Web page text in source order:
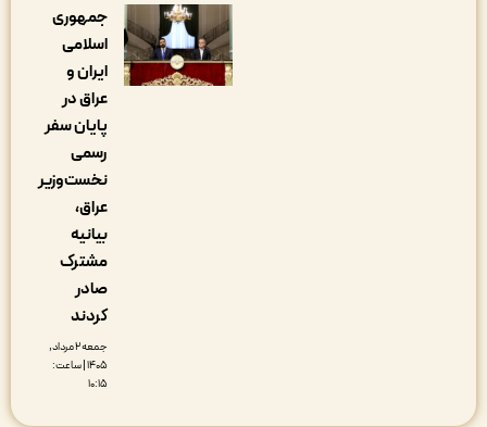
جمهوری
اسلامی
ایران و
پایان سفر
نخست‌وزیر
جمعه ۲ مرداد,
۱۴۰۵ | ساعت: